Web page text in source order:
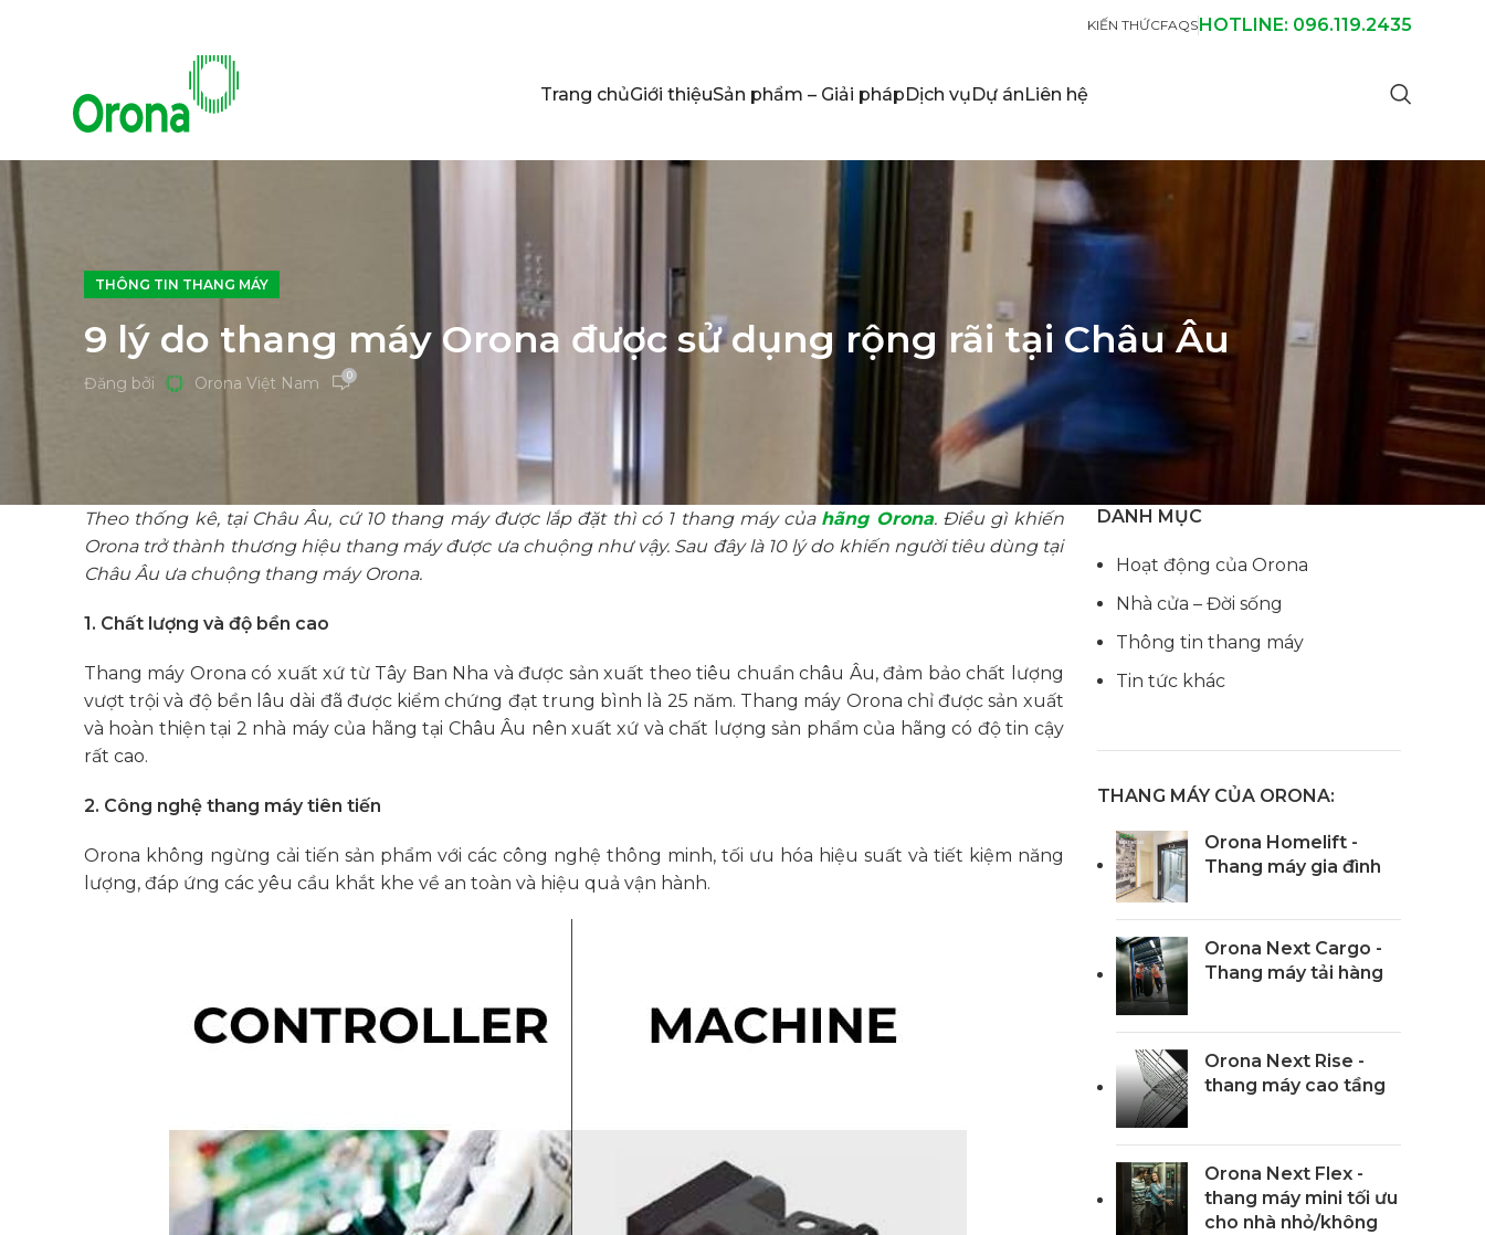
KIẾN THỨCFAQSHOTLINE: 096.119.2435
Trang chủGiới thiệuSản phẩm – Giải phápDịch vụDự ánLiên hệ
THÔNG TIN THANG MÁY
9 lý do thang máy Orona được sử dụng rộng rãi tại Châu Âu
Đăng bởi Orona Việt Nam 0
Theo thống kê, tại Châu Âu, cứ 10 thang máy được lắp đặt thì có 1 thang máy của hãng Orona. Điều gì khiến
Orona trở thành thương hiệu thang máy được ưa chuộng như vậy. Sau đây là 10 lý do khiến người tiêu dùng tại
Châu Âu ưa chuộng thang máy Orona.
1. Chất lượng và độ bền cao
Thang máy Orona có xuất xứ từ Tây Ban Nha và được sản xuất theo tiêu chuẩn châu Âu, đảm bảo chất lượng
vượt trội và độ bền lâu dài đã được kiểm chứng đạt trung bình là 25 năm. Thang máy Orona chỉ được sản xuất
và hoàn thiện tại 2 nhà máy của hãng tại Châu Âu nên xuất xứ và chất lượng sản phẩm của hãng có độ tin cậy
rất cao.
2. Công nghệ thang máy tiên tiến
Orona không ngừng cải tiến sản phẩm với các công nghệ thông minh, tối ưu hóa hiệu suất và tiết kiệm năng
lượng, đáp ứng các yêu cầu khắt khe về an toàn và hiệu quả vận hành.
DANH MỤC
Hoạt động của Orona
Nhà cửa – Đời sống
Thông tin thang máy
Tin tức khác
THANG MÁY CỦA ORONA:
Orona Homelift -
Thang máy gia đình
Orona Next Cargo -
Thang máy tải hàng
Orona Next Rise -
thang máy cao tầng
Orona Next Flex -
thang máy mini tối ưu
cho nhà nhỏ/không